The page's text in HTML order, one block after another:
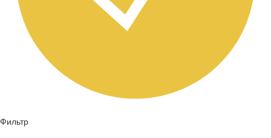
Фильтр